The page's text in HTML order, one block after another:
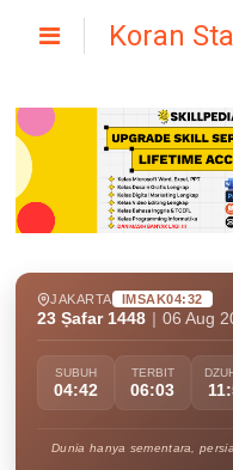
Koran
JAKARTA IMSAK04:32
23 Ṣafar 1448 06 Aug
SUBUH
04:42
TERBIT
06:03
Dunia hanya sementara,